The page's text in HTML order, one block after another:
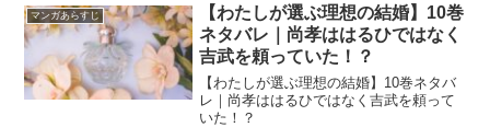
マンガあらすじ
【わたしが選ぶ理想の結婚】10巻
ネタバレ｜尚孝ははるひではなく
吉武を頼っていた！？
【わたしが選ぶ理想の結婚】10巻ネタバ
レ｜尚孝ははるひではなく吉武を頼って
いた！？